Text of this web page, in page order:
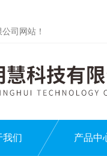
司网站！
我们 产品中